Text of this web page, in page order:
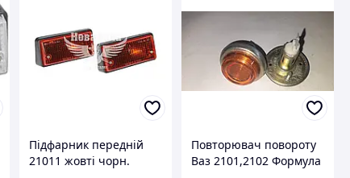
Підфарник передній
21011 жовті чорн.
Повторювач повороту
Ваз 2101,2102 Формула